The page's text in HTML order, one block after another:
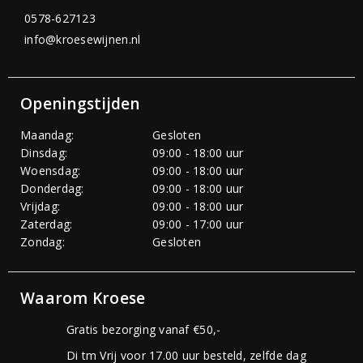
0578-627123
info@kroesewijnen.nl
Openingstijden
Maandag:
Gesloten
Dinsdag:
09:00 - 18:00 uur
Woensdag:
09:00 - 18:00 uur
Donderdag:
09:00 - 18:00 uur
Vrijdag:
09:00 - 18:00 uur
Zaterdag:
09:00 - 17:00 uur
Zondag:
Gesloten
Waarom Kroese
Gratis bezorging vanaf €50,-
Di tm Vrij voor 17.00 uur besteld, zelfde dag